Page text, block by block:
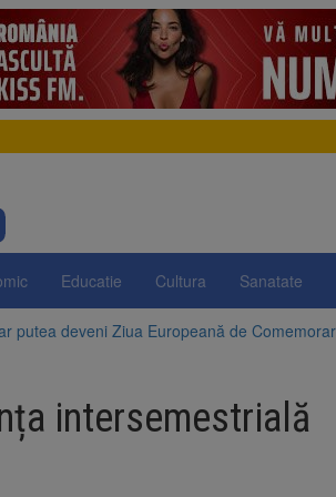
Educatie Cultura Sanatate
putea deveni Ziua Europeană de
la apelul pentru reducerea consumului
Română pentru Iluminat cere reducerea
intersemestrială